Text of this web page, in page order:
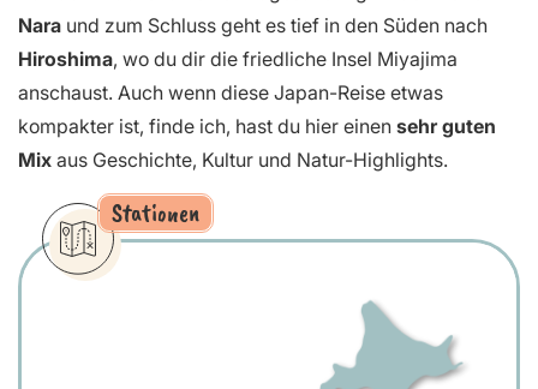
Nara und zum Schluss geht es tief in den Süden nach
Hiroshima, wo du dir die friedliche Insel Miyajima
anschaust. Auch wenn diese Japan-Reise etwas
kompakter ist, finde ich, hast du hier einen sehr guten
Mix aus Geschichte, Kultur und Natur-Highlights.
Stationen